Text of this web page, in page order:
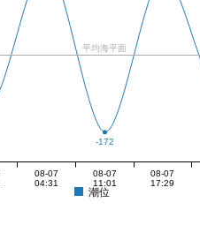
-172
平均海平面
08-07
04:31
08-07
11:01
08-07
17:29
潮位